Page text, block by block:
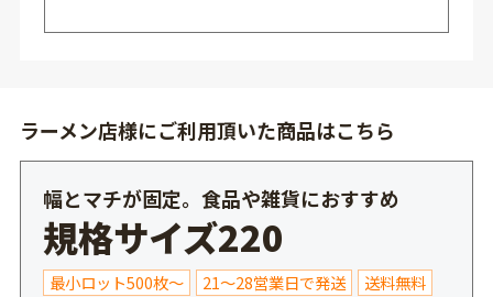
ラーメン店様にご利用頂いた商品はこちら
幅とマチが固定。食品や雑貨におすすめ
規格サイズ220
最小ロット500枚～ 21～28営業日で発送
送料無料